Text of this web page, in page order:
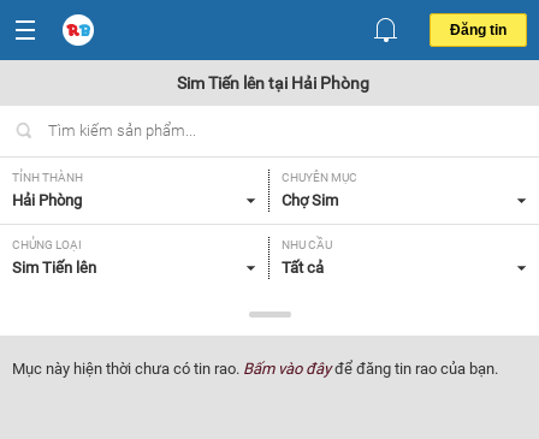
Đăng tin
Sim Tiến lên tại Hải Phòng
TỈNH THÀNH
Hải Phòng
CHUYÊN MỤC
Chợ Sim
CHỦNG LOẠI
Sim Tiến lên
NHU CẦU
Tất cả
Tất cả
Mục này hiện thời chưa có tin rao. Bấm vào đâyđể đăng tin rao của bạn.